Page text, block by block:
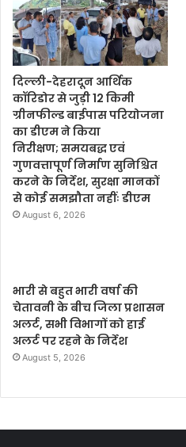
दिल्ली-देहरादून आर्थिक
कॉरिडोर से जुड़ी 12 किमी
ग्रीनफील्ड बाईपास परियोजना
का डीएम ने किया
निरीक्षण; समयबद्ध एवं
गुणवत्तापूर्ण निर्माण सुनिश्चित
करने के निर्देश, सुरक्षा मानकों
से कोई समझौता नहींः डीएम
August 6, 2026
भारी से बहुत भारी वर्षा की
चेतावनी के बीच जिला प्रशासन
अलर्ट, सभी विभागों को हाई
अलर्ट पर रहने के निर्देश
August 5, 2026